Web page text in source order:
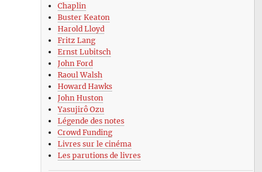
Chaplin
Buster Keaton
Harold Lloyd
Fritz Lang
Ernst Lubitsch
John Ford
Raoul Walsh
Howard Hawks
John Huston
Yasujirô Ozu
Légende des notes
Crowd Funding
Livres sur le cinéma
Les parutions de livres